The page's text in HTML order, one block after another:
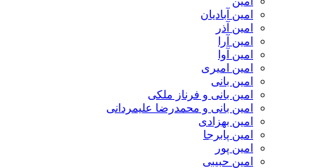
امین آبادیان
امین آذر
امین آرا
امین آوا
امین امیری
امین بانی
امین بانی و فرناز ملکی
امین بانی و محمدرضا علیمردانی
امین بهزادی
امین پابرجا
امین پور
امین حبیبی